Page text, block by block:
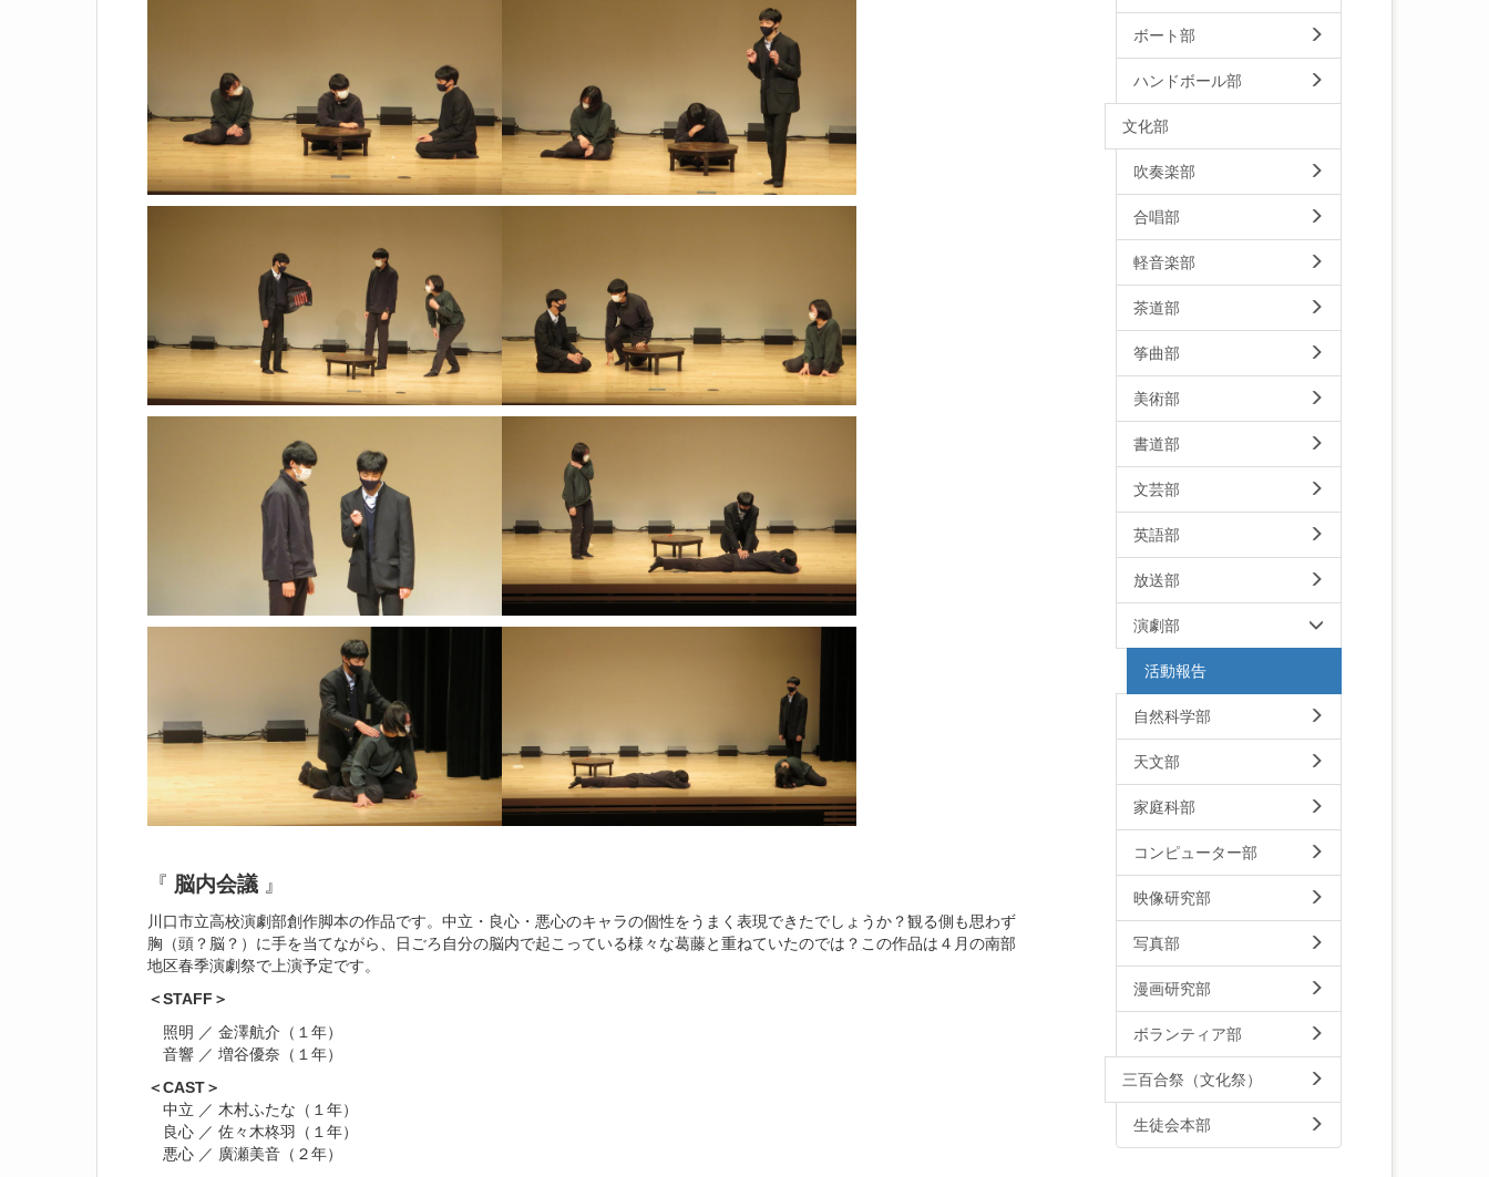
『 脳内会議 』
川口市立高校演劇部創作脚本の作品です。中立・良心・悪心のキャラの個性をうまく表現できたでしょうか？観る側も思わず
胸（頭？脳？）に手を当てながら、日ごろ自分の脳内で起こっている様々な葛藤と重ねていたのでは？この作品は４月の南部
地区春季演劇祭で上演予定です。
＜STAFF＞
照明 ／ 金澤航介（１年）
音響 ／ 増谷優奈（１年）
＜CAST＞
中立 ／ 木村ふたな（１年）
良心 ／ 佐々木柊羽（１年）
悪心 ／ 廣瀬美音（２年）
ボート部
ハンドボール部
文化部
吹奏楽部
合唱部
軽音楽部
茶道部
筝曲部
美術部
書道部
文芸部
英語部
放送部
演劇部
活動報告
自然科学部
天文部
家庭科部
コンピューター部
映像研究部
写真部
漫画研究部
ボランティア部
三百合祭（文化祭）
生徒会本部